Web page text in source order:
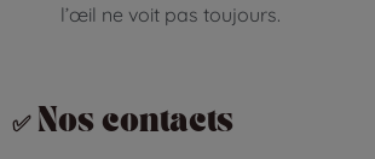
l’œil ne voit pas toujours.
✅ Nos contacts